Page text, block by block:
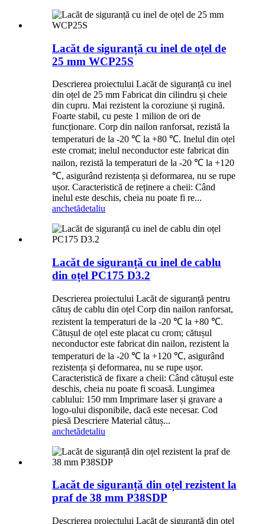
Lacăt de siguranță cu inel de oțel de
25 mm WCP25S
Descrierea proiectului Lacăt de siguranță cu inel
din oțel de 25 mm Fabricat din cilindru și cheie
din cupru. Mai rezistent la coroziune și rugină.
Foarte stabil, cu peste 1 milion de ori de
funcționare. Corp din nailon ranforsat, rezistă la
temperaturi de la -20 ℃ la +80 ℃. Inelul din oțel
este cromat; inelul neconductor este fabricat din
nailon, rezistă la temperaturi de la -20 ℃ la +120
℃, asigurând rezistența și deformarea, nu se rupe
ușor. Caracteristică de reținere a cheii: Când
inelul este deschis, cheia nu poate fi re...
anchetădetaliu
Lacăt de siguranță cu inel de cablu
din oțel PC175 D3.2
Descrierea proiectului Lacăt de siguranță pentru
cătuș de cablu din oțel Corp din nailon ranforsat,
rezistent la temperaturi de la -20 ℃ la +80 ℃.
Cătușul de oțel este placat cu crom; cătușul
neconductor este fabricat din nailon, rezistent la
temperaturi de la -20 ℃ la +120 ℃, asigurând
rezistența și deformarea, nu se rupe ușor.
Caracteristică de fixare a cheii: Când cătușul este
deschis, cheia nu poate fi scoasă. Lungimea
cablului: 150 mm Imprimare laser și gravare a
logo-ului disponibile, dacă este necesar. Cod
piesă Descriere Material cătuș...
anchetădetaliu
Lacăt de siguranță din oțel rezistent la
praf de 38 mm P38SDP
Descrierea proiectului Lacăt de siguranță din oțel